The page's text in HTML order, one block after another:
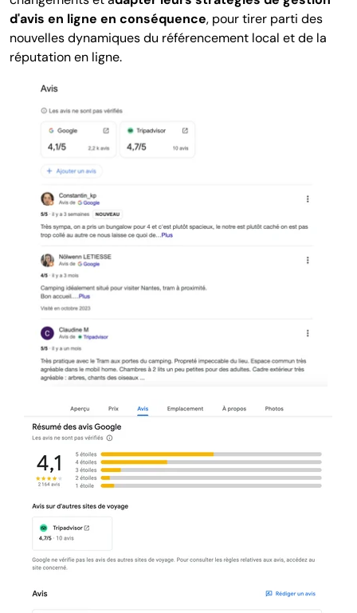
d'avis en ligne en conséquence, pour tirer parti des
nouvelles dynamiques du référencement local et de la
réputation en ligne.